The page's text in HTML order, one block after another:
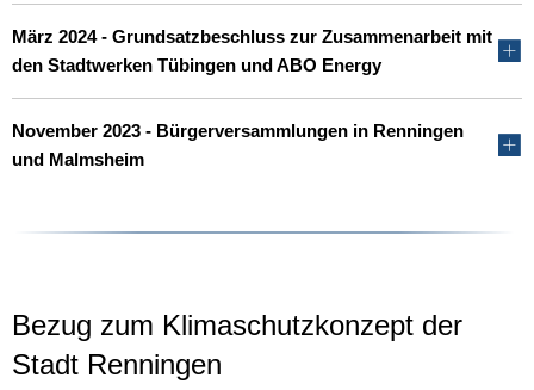
März 2024 - Grundsatzbeschluss zur Zusammenarbeit mit
den Stadtwerken Tübingen und ABO Energy
November 2023 - Bürgerversammlungen in Renningen
und Malmsheim
Bezug zum Klimaschutzkonzept der
Stadt Renningen